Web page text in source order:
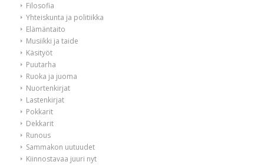
Filosofia
Yhteiskunta ja politiikka
Elämäntaito
Musiikki ja taide
Käsityöt
Puutarha
Ruoka ja juoma
Nuortenkirjat
Lastenkirjat
Pokkarit
Dekkarit
Runous
Sammakon uutuudet
Kiinnostavaa juuri nyt